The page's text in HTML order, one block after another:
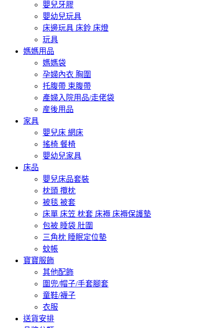
嬰兒牙膠
嬰幼兒玩具
床邊玩具 床鈴 床燈
玩具
媽媽用品
媽媽袋
孕婦內衣 胸圍
托腹帶 束腹帶
產婦入院用品/走佬袋
産後用品
家具
嬰兒床 網床
搖椅 餐椅
嬰幼兒家具
床品
嬰兒床品套裝
枕頭 攬枕
被毯 被套
床單 床笠 枕套 床褥 床褥保護墊
包被 睡袋 肚圍
三角枕 睡眠定位墊
蚊帳
寶寶服飾
其他配飾
圍兜/帽子/手套腳套
童鞋/襪子
衣服
送貨安排